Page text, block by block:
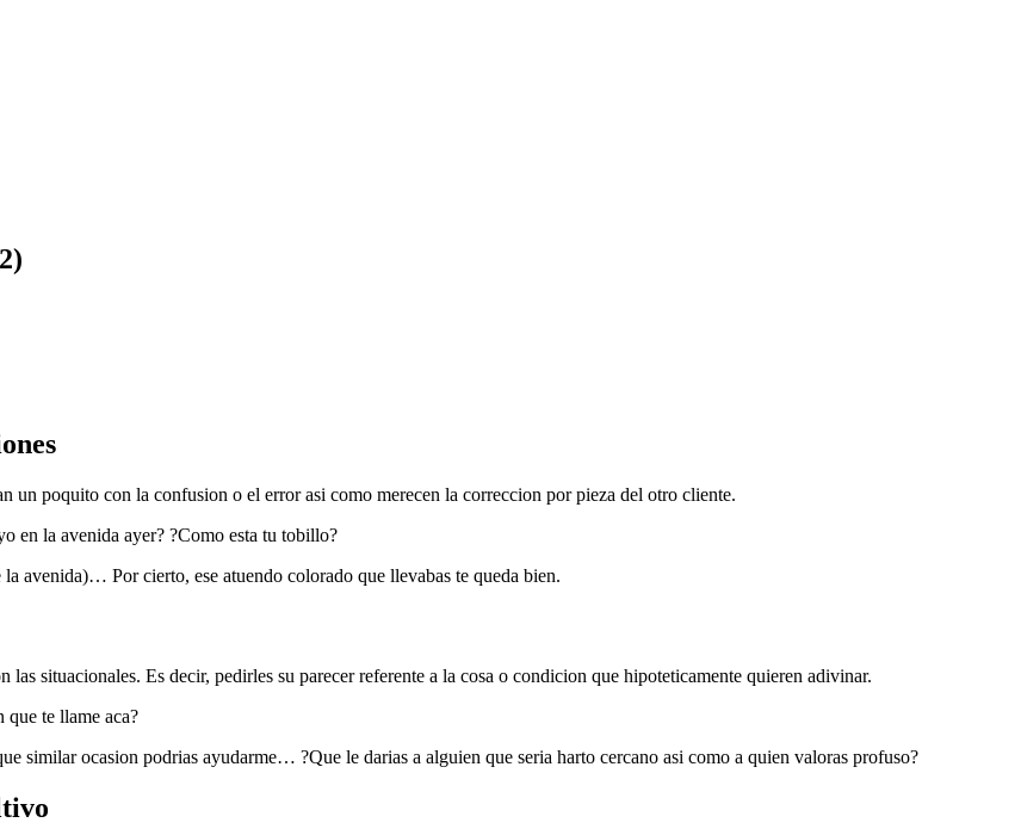
un poquito con la confusion o el error asi­ como merecen la correccion por pieza del otro cliente.
en la avenida ayer? ?Como esta tu tobillo?
avenida)… Por cierto, ese atuendo colorado que llevabas te queda bien.
las situacionales. Es decir, pedirles su parecer referente a la cosa o condicion que hipoteticamente quieren adivinar.
que te llame aca?
similar ocasion podrias ayudarme… ?Que le darias a alguien que seri­a harto cercano asi­ como a quien valoras profuso?